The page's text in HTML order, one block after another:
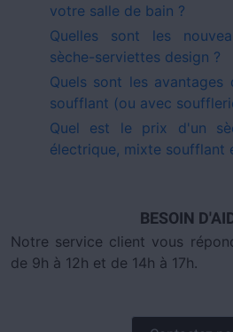
votre salle de bain ?
Quelles sont les
sèche-serviettes design ?
Quels sont les avantages
soufflant (ou avec
Quel est le prix d'un
électrique, mixte soufflant
BESOIN
Notre service client vous
de 9h à 12h et de 14h à 17h.